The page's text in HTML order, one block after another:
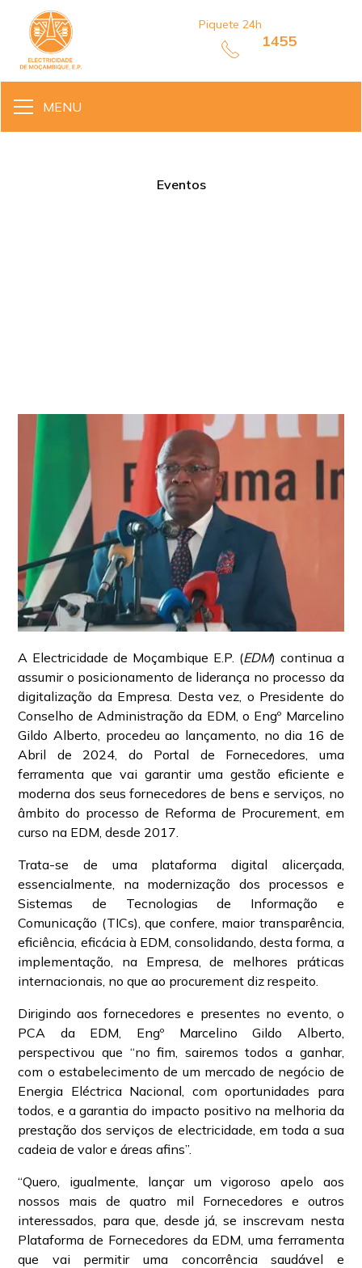
Piquete 24h
1455
MENU
Eventos
A Electricidade de Moçambique E.P. (EDM) continua a
assumir o posicionamento de liderança no processo da
digitalização da Empresa. Desta vez, o Presidente do
Conselho de Administração da EDM, o Engº Marcelino
Gildo Alberto, procedeu ao lançamento, no dia 16 de
Abril de 2024, do Portal de Fornecedores, uma
ferramenta que vai garantir uma gestão eficiente e
moderna dos seus fornecedores de bens e serviços, no
âmbito do processo de Reforma de Procurement, em
curso na EDM, desde 2017.
Trata-se de uma plataforma digital alicerçada,
essencialmente, na modernização dos processos e
Sistemas de Tecnologias de Informação e
Comunicação (TICs), que confere, maior transparência,
eficiência, eficácia à EDM, consolidando, desta forma, a
implementação, na Empresa, de melhores práticas
internacionais, no que ao procurement diz respeito.
Dirigindo aos fornecedores e presentes no evento, o
PCA da EDM, Engº Marcelino Gildo Alberto,
perspectivou que “no fim, sairemos todos a ganhar,
com o estabelecimento de um mercado de negócio de
Energia Eléctrica Nacional, com oportunidades para
todos, e a garantia do impacto positivo na melhoria da
prestação dos serviços de electricidade, em toda a sua
cadeia de valor e áreas afins”.
“Quero, igualmente, lançar um vigoroso apelo aos
nossos mais de quatro mil Fornecedores e outros
interessados, para que, desde já, se inscrevam nesta
Plataforma de Fornecedores da EDM, uma ferramenta
que vai permitir uma concorrência saudável e